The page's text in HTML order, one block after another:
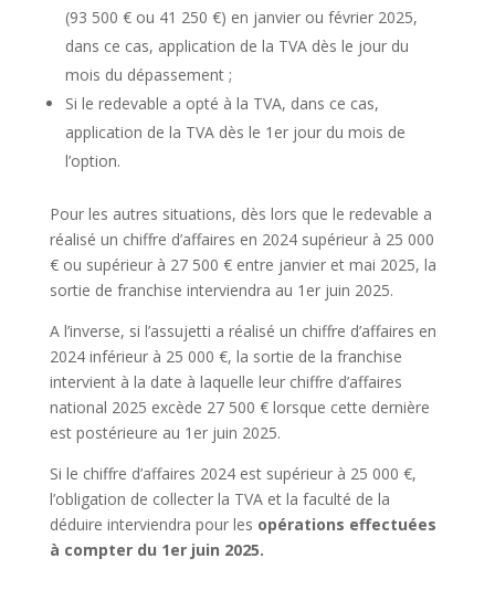
(93 500 € ou 41 250 €) en janvier ou février 2025,
dans ce cas, application de la TVA dès le jour du
mois du dépassement ;
Si le redevable a opté à la TVA, dans ce cas,
application de la TVA dès le 1er jour du mois de
l’option.
Pour les autres situations, dès lors que le redevable a
réalisé un chiffre d’affaires en 2024 supérieur à 25 000
€ ou supérieur à 27 500 € entre janvier et mai 2025, la
sortie de franchise interviendra au 1er juin 2025.
A l’inverse, si l’assujetti a réalisé un chiffre d’affaires en
2024 inférieur à 25 000 €, la sortie de la franchise
intervient à la date à laquelle leur chiffre d’affaires
national 2025 excède 27 500 € lorsque cette dernière
est postérieure au 1er juin 2025.
Si le chiffre d’affaires 2024 est supérieur à 25 000 €,
l’obligation de collecter la TVA et la faculté de la
déduire interviendra pour les opérations effectuées
à compter du 1er juin 2025.